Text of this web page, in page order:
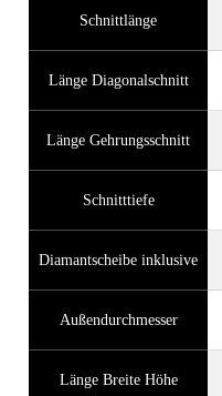
Schnittlänge
Länge Diagonalschnitt
Länge Gehrungsschnitt
Schnitttiefe
Diamantscheibe inklusive
Außendurchmesser
Länge Breite Höhe